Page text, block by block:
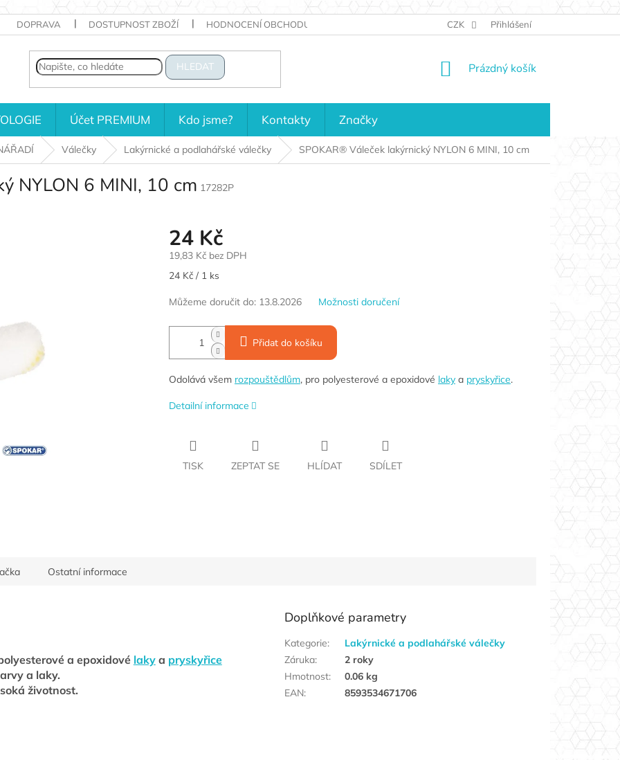
DOPRAVA DOSTUPNOST ZBOŽÍ HODNOCENÍ OBCHODU KONTAKTY KDO JSME?
CZK Přihlášení
HLEDAT
NÁKUPNÍ
Prázdný košík
Účet PREMIUM Kdo jsme? Kontakty Značky
Válečky Lakýrnické a podlahářské válečky SPOKAR® Váleček lakýrnický NYLON 6 MINI, 10 cm
NYLON 6 MINI, 10 cm 17282P
24 Kč
19,83 Kč bez DPH
Měrná
24 Kč / 1 ks
Můžeme doručit do: 13.8.2026 Možnosti doručení
Přidat do košíku
Odolává všem rozpouštědlům, pro polyesterové a epoxidové lakya pryskyřice.
Detailní informace
TISK ZEPTAT SE HLÍDAT SDÍLET
Ostatní informace
a epoxidové lakya pryskyřice
a laky.
životnost.
Doplňkové parametry
Kategorie:
Lakýrnické a podlahářské válečky
Záruka:
2 roky
Hmotnost:
0.06 kg
EAN: 8593534671706